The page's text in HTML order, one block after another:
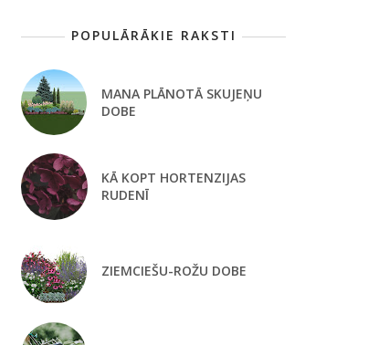
POPULĀRĀKIE RAKSTI
MANA PLĀNOTĀ SKUJEŅU
DOBE
KĀ KOPT HORTENZIJAS
RUDENĪ
ZIEMCIEŠU-ROŽU DOBE